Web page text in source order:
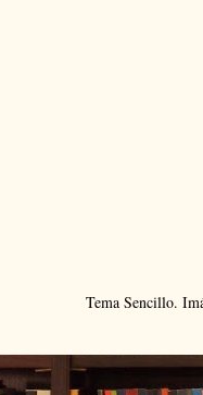
Tema Sencillo.